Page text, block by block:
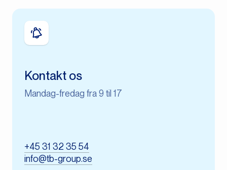
Kontakt os
Mandag-fredag fra 9 til 17​
+45 31 32 35 54
info@tb-group.se